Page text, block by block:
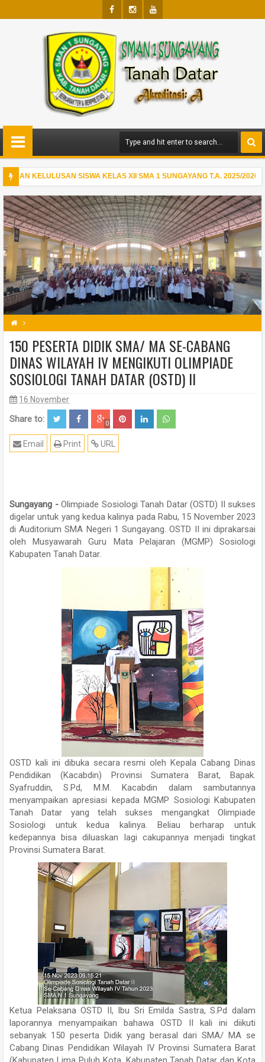
Boo
K
Gra
M
Ube
KELULUSAN SISWA KELAS XII SMA 1 SUNGAYANG T.A. 2025/2026
PESANTREN RAMADHAN 1447 H HARI KELIMA
150 PESERTA DIDIK SMA/ MA SE-CABANG
DINAS WILAYAH IV MENGIKUTI OLIMPIADE
SOSIOLOGI TANAH DATAR (OSTD) II
16 November
Share to: 0
URL
Print
Email
Sungayang - Olimpiade Sosiologi Tanah Datar (OSTD) II sukses
digelar untuk yang kedua kalinya pada Rabu, 15 November 2023
di Auditorium SMA Negeri 1 Sungayang. OSTD II ini diprakarsai
oleh Musyawarah Guru Mata Pelajaran (MGMP) Sosiologi
Kabupaten Tanah Datar.
OSTD kali ini dibuka secara resmi oleh Kepala Cabang Dinas
Pendidikan (Kacabdin) Provinsi Sumatera Barat, Bapak.
Syafruddin, S.Pd, M.M. Kacabdin dalam sambutannya
menyampaikan apresiasi kepada MGMP Sosiologi Kabupaten
Tanah Datar yang telah sukses mengangkat Olimpiade
Sosiologi untuk kedua kalinya. Beliau berharap untuk
kedepannya bisa diluaskan lagi cakupannya menjadi tingkat
Provinsi Sumatera Barat.
Ketua Pelaksana OSTD II, Ibu Sri Emilda Sastra, S.Pd dalam
laporannya menyampaikan bahawa OSTD II kali ini diikuti
sebanyak 150 peserta Didik yang berasal dari SMA/ MA se
Cabang Dinas Pendidikan Wilayah IV Provinsi Sumatera Barat